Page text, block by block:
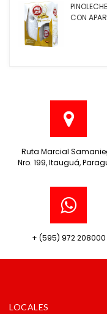
CON
Ruta Marcial
Nro. 199, Itauguá,
+ (595) 972 208000
LOCALES